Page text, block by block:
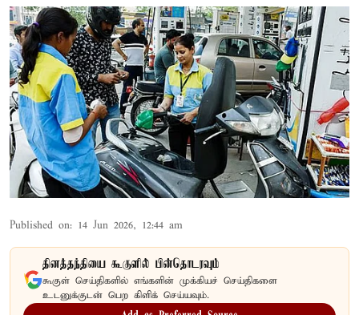
Published on: 14 Jun 2026, 12:44 am
தினத்தந்தியை கூகுளில் பின்தொடரவும்
கூகுள் செய்திகளில் எங்களின் முக்கியச் செய்திகளை
உடனுக்குடன் பெற கிளிக் செய்யவும்.